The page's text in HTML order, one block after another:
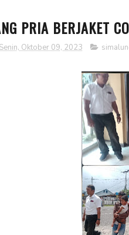
PRIA BERJAKET
Senin, Oktober 09, 2023